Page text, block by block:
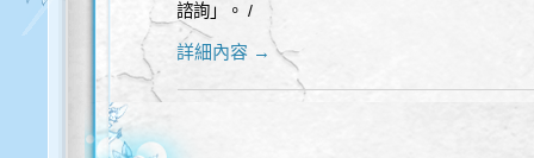
諮詢」。 /
詳細內容 →